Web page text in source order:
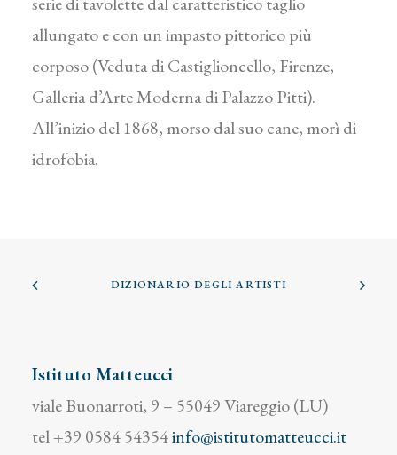
allungato e con un impasto pittorico più
corposo (Veduta di Castiglioncello, Firenze,
Galleria d’Arte Moderna di Palazzo Pitti).
All’inizio del 1868, morso dal suo cane, morì di
idrofobia.
DIZIONARIO DEGLI ARTISTI
Istituto Matteucci
viale Buonarroti, 9 – 55049 Viareggio (LU)
tel +39 0584 54354info@istitutomatteucci.it